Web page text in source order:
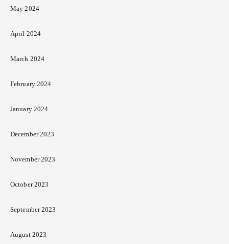
May 2024
April 2024
March 2024
February 2024
January 2024
December 2023
November 2023
October 2023
September 2023
August 2023